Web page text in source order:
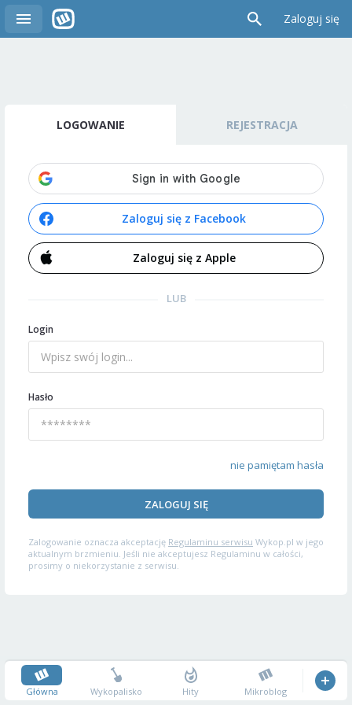
Zaloguj się
LOGOWANIE REJESTRACJA
Zaloguj się z Facebook
Zaloguj się z Apple
LUB
Login
Hasło
nie pamiętam hasła
ZALOGUJ SIĘ
Zalogowanie oznacza akceptację Regulaminu serwisu Wykop.pl w jego
aktualnym brzmieniu. Jeśli nie akceptujesz Regulaminu w całości,
prosimy o niekorzystanie z serwisu.
Główna Wykopalisko Hity Mikroblog